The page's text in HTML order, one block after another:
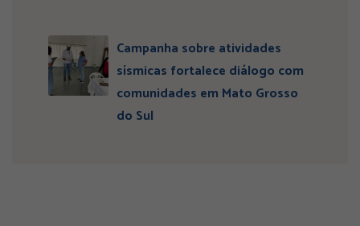
Campanha sobre atividades
sísmicas fortalece diálogo com
comunidades em Mato Grosso
do Sul